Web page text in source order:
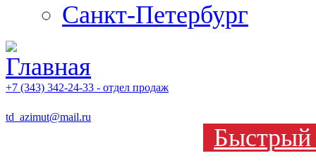
Санкт-Петербург
+7 (343) 342-24-33 - отдел продаж
td_azimut@mail.ru
Быстрый